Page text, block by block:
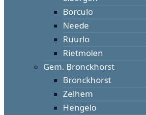
Borculo
Neede
Ruurlo
Rietmolen
Gem. Bronckhorst
Bronckhorst
Zelhem
Hengelo